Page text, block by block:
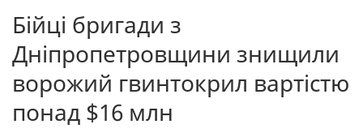
Бійці бригади з
Дніпропетровщини знищили
ворожий гвинтокрил вартістю
понад $16 млн